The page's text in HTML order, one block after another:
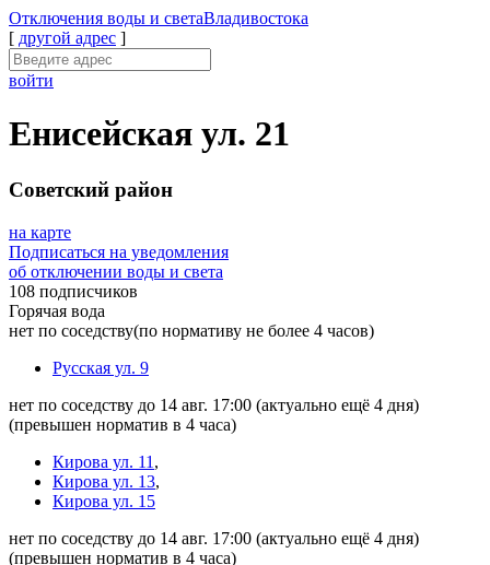
Отключения воды и светаВладивостока
[ другой адрес ]
войти
Енисейская ул. 21
Советский район
на карте
Подписаться на уведомления
об отключении воды и света
108 подписчиков
Горячая вода
нет по соседству(по нормативу не более 4 часов)
Русская ул. 9
нет по соседству до 14 авг. 17:00 (актуально ещё 4 дня)
(превышен норматив в 4 часа)
Кирова ул. 11 ,
Кирова ул. 13,
Кирова ул. 15
нет по соседству до 14 авг. 17:00 (актуально ещё 4 дня)
(превышен норматив в 4 часа)